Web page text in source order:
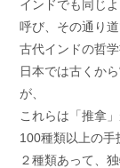
インドでも同じ
呼び、その通り
古代インドの哲
日本では古くか
が、
これらは「推拿
100種類以上の手
２種類あって、